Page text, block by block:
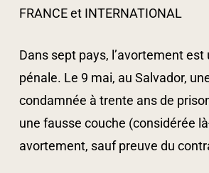
FRANCE et INTERNATIONAL
Dans sept pays, l’avortement
pénale. Le 9 mai, au Salvador,
condamnée à trente ans de
une fausse couche (considérée
avortement, sauf preuve du